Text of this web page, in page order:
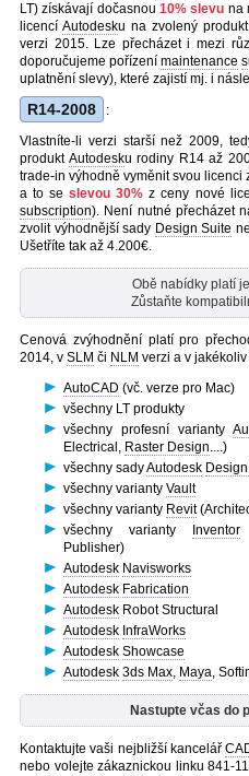
LT) získávají dočasnou 10% slevu na
licencí Autodesku na zvolený
verzi 2015. Lze přecházet i mezi
doporučujeme pořízení maintenance
uplatnění slevy), které zajistí mj. i
R14-2008
:
Vlastníte-li verzi starší než 2009,
produkt Autodesku rodiny R14 až
trade-in výhodně vyměnit svou
a to seslevou 30% z ceny nové
subscription). Není nutné přecházet
zvolit výhodnější sady Design Suite
Ušetříte tak až 4.200€.
Obě nabídky platí
Zůstaňte
Cenová zvýhodnění platí pro
2014, v SLM či NLM verzi a v
AutoCAD (vč. verze pro Mac)
všechny LT produkty
všechny profesní varianty
Electrical, Raster Design....)
všechny sadyAutodesk
všechny varianty Vault
všechny varianty Revit
všechny varianty
Inventor
Publisher)
Autodesk Navisworks
Autodesk Fabrication
Autodesk Robot Structural
Autodesk InfraWorks
Autodesk Showcase
Autodesk 3ds Max, Maya,
Nastupte včas do
Kontaktujte vaši nejbližší kancelář
nebo volejte zákaznickou linku 841-